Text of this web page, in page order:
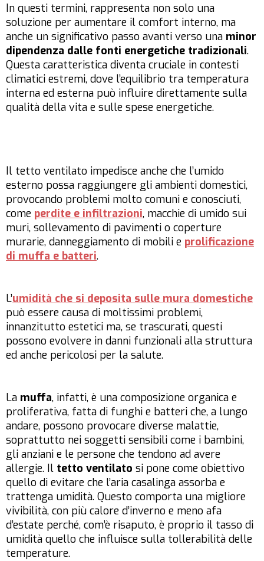
In questi termini, rappresenta non solo una
soluzione per aumentare il comfort interno, ma
anche un significativo passo avanti verso una minor
dipendenza dalle fonti energetiche tradizionali.
Questa caratteristica diventa cruciale in contesti
climatici estremi, dove l’equilibrio tra temperatura
interna ed esterna può influire direttamente sulla
qualità della vita e sulle spese energetiche.
Il tetto ventilato impedisce anche che l’umido
esterno possa raggiungere gli ambienti domestici,
provocando problemi molto comuni e conosciuti,
come perdite e infiltrazioni, macchie di umido sui
muri, sollevamento di pavimenti o coperture
murarie, danneggiamento di mobili e prolificazione
di muffa e batteri.
L’umidità che si deposita sulle mura domestiche
può essere causa di moltissimi problemi,
innanzitutto estetici ma, se trascurati, questi
possono evolvere in danni funzionali alla struttura
ed anche pericolosi per la salute.
La muffa, infatti, è una composizione organica e
proliferativa, fatta di funghi e batteri che, a lungo
andare, possono provocare diverse malattie,
soprattutto nei soggetti sensibili come i bambini,
gli anziani e le persone che tendono ad avere
allergie. Il tetto ventilato si pone come obiettivo
quello di evitare che l’aria casalinga assorba e
trattenga umidità. Questo comporta una migliore
vivibilità, con più calore d’inverno e meno afa
d’estate perché, com’è risaputo, è proprio il tasso di
umidità quello che influisce sulla tollerabilità delle
temperature.